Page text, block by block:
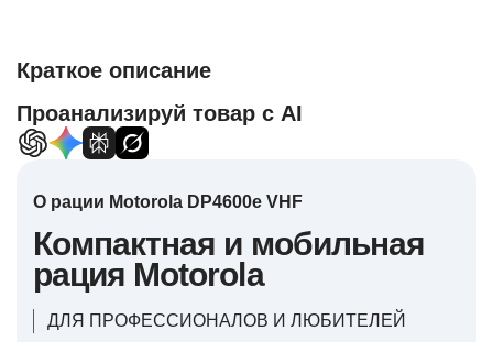
Краткое описание
Проанализируй товар с AI
О рации Motorola DP4600e VHF
Компактная и мобильная
рация Motorola
ДЛЯ ПРОФЕССИОНАЛОВ И ЛЮБИТЕЛЕЙ